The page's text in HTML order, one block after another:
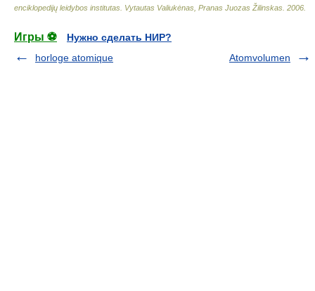
enciklopedijų leidybos institutas Vytautas Valiukėnas, Pranas Juozas Žilinskas 2006
Игры ⚽
Нужно сделать НИР?
horloge atomique
Atomvolumen